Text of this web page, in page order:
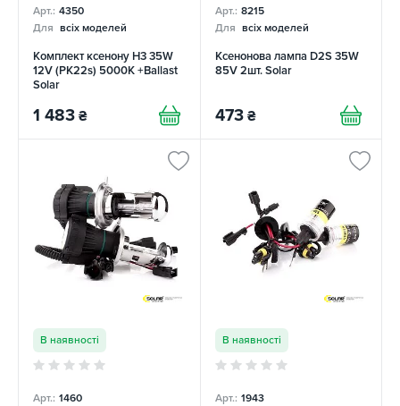
Арт.: 4350
Для всіх моделей
Комплект ксенону H3 35W
12V (PK22s) 5000K +Ballast
Solar
1 483 ₴
Арт.: 8215
Для всіх моделей
Ксенонова лампа D2S 35W
85V 2шт. Solar
473 ₴
В наявності
Арт.: 1460
В наявності
Арт.: 1943